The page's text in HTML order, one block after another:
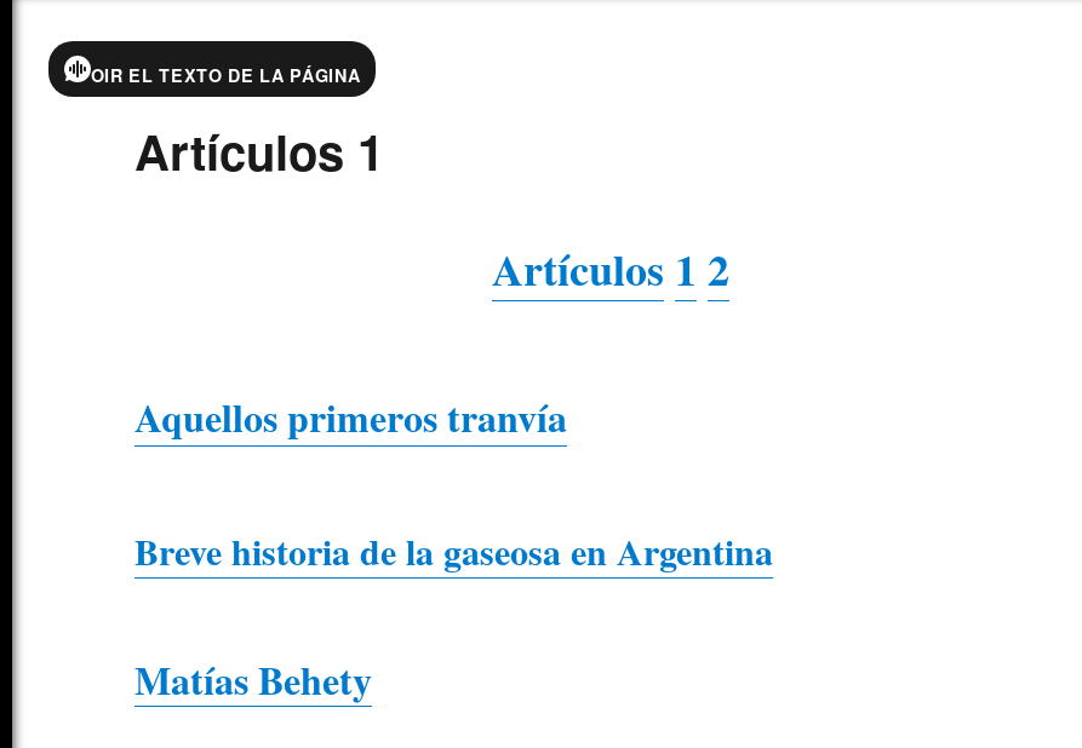
OIR EL TEXTO DE LA PÁGINA
Artículos 1
Artículos 1 2
Aquellos primeros tranvía
Breve historia de la gaseosa en Argentina
Matías Behety